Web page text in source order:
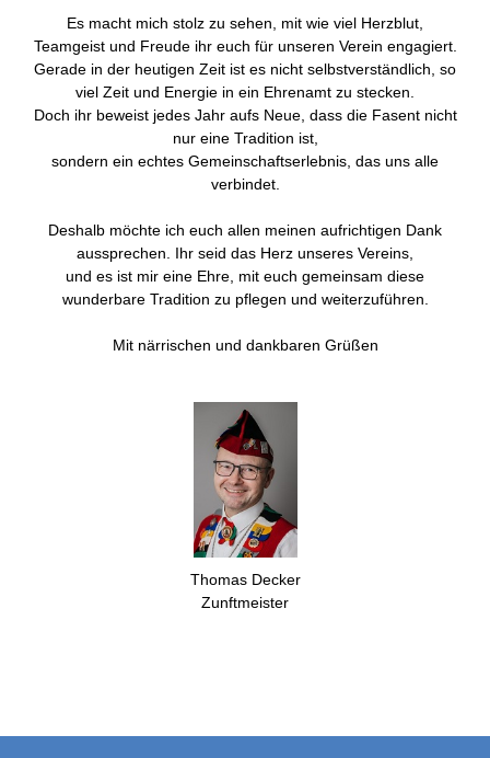
Es macht mich stolz zu sehen, mit wie viel Herzblut,
Teamgeist und Freude ihr euch für unseren Verein engagiert.
Gerade in der heutigen Zeit ist es nicht selbstverständlich, so
viel Zeit und Energie in ein Ehrenamt zu stecken.
Doch ihr beweist jedes Jahr aufs Neue, dass die Fasent nicht
nur eine Tradition ist,
sondern ein echtes Gemeinschaftserlebnis, das uns alle
verbindet.
Deshalb möchte ich euch allen meinen aufrichtigen Dank
aussprechen. Ihr seid das Herz unseres Vereins,
und es ist mir eine Ehre, mit euch gemeinsam diese
wunderbare Tradition zu pflegen und weiterzuführen.
Mit närrischen und dankbaren Grüßen
Thomas Decker
Zunftmeister